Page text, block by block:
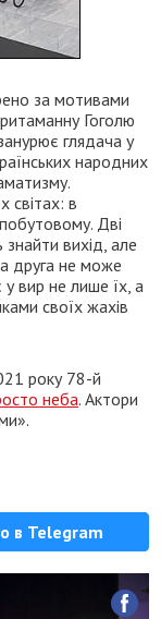
за мотивами
Гоголю
глядача у
народних
світах: в
Дві
вихід, але
друга не може
у вир не лише їх, а
своїх жахів
року 78-й
неба. Актори
в Telegram